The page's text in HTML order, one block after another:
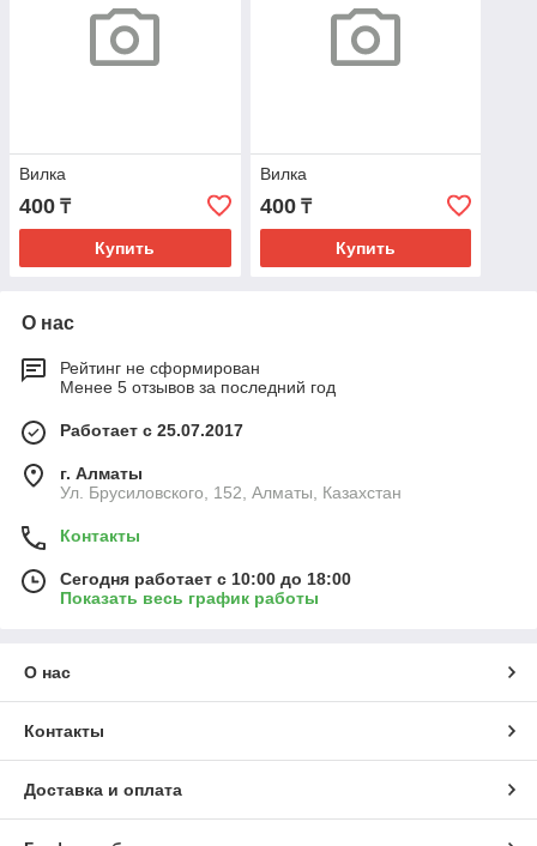
Вилка
400 ₸
Купить
Вилка
400₸
Купить
О нас
Рейтинг не сформирован
Менее 5 отзывов за последний год
Работает с 25.07.2017
г. Алматы
Ул. Брусиловского, 152, Алматы, Казахстан
Контакты
Сегодня работает с 10:00 до 18:00
Показать весь график работы
О нас
Контакты
Доставка и оплата